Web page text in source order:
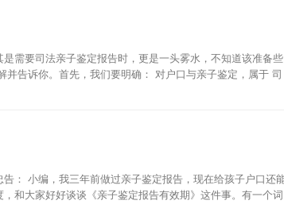
需要司法亲子鉴定报告时，更是一头雾水，不知道该准备些
告诉你。首先，我们要明确： 对户口与亲子鉴定，属于 司
： 小编，我三年前做过亲子鉴定报告，现在给孩子户口还
和大家好好谈谈《亲子鉴定报告有效期》这件事。有一个词